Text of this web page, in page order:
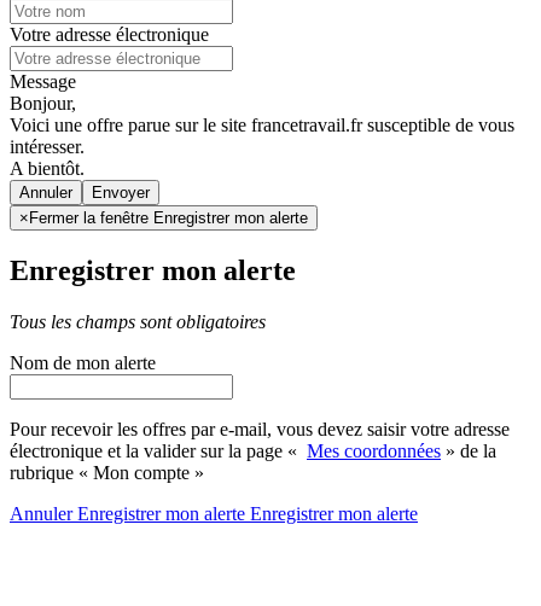
Votre adresse électronique
Message
Bonjour,
Voici une offre parue sur le site francetravail.fr susceptible de vous
intéresser.
A bientôt.
Annuler
× Fermer la fenêtre Enregistrer mon alerte
Enregistrer mon alerte
Tous les champs sont obligatoires
Nom de mon alerte
Pour recevoir les offres par e-mail, vous devez saisir votre adresse
électronique et la valider sur la page « Mes coordonnées » de la
rubrique « Mon compte »
AnnulerEnregistrer mon alerte Enregistrermon alerte